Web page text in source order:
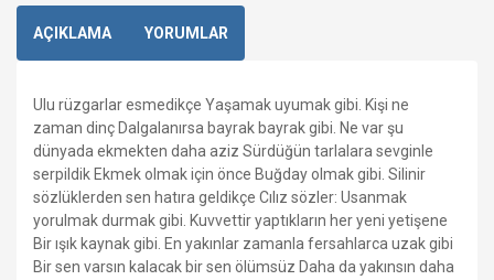
AÇIKLAMA YORUMLAR
Ulu rüzgarlar esmedikçe Yaşamak uyumak gibi. Kişi ne
zaman dinç Dalgalanırsa bayrak bayrak gibi. Ne var şu
dünyada ekmekten daha aziz Sürdüğün tarlalara sevginle
serpildik Ekmek olmak için önce Buğday olmak gibi. Silinir
sözlüklerden sen hatıra geldikçe Cılız sözler: Usanmak
yorulmak durmak gibi. Kuvvettir yaptıkların her yeni yetişene
Bir ışık kaynak gibi. En yakınlar zamanla fersahlarca uzak gibi
Bir sen varsın kalacak bir sen ölümsüz Daha da yakınsın daha